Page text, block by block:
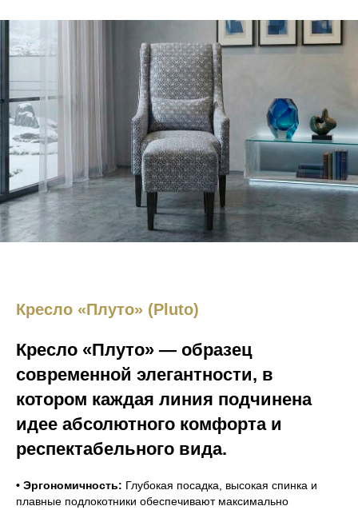
Кресло «Плуто» (Pluto)
Кресло «Плуто» — образец
современной элегантности, в
котором каждая линия подчинена
идее абсолютного комфорта и
респектабельного вида.
• Эргономичность: Глубокая посадка, высокая спинка и
плавные подлокотники обеспечивают максимально